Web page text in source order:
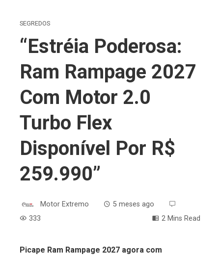
SEGREDOS
“Estréia Poderosa:
Ram Rampage 2027
Com Motor 2.0
Turbo Flex
Disponível Por R$
259.990”
Motor Extremo
5 meses ago
333
2 Mins Read
Picape Ram Rampage 2027 agora com